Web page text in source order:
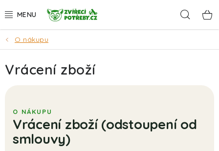
na
AKCE
DÁRKY
KOČKY
HLODAVCI
O nákupu
Vrácení zboží
O NÁKUPU
Vrácení zboží (odstoupení od
smlouvy)